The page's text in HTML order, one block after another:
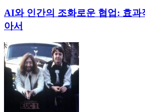
AI와 인간의 조화로운 협업: 효과
아서